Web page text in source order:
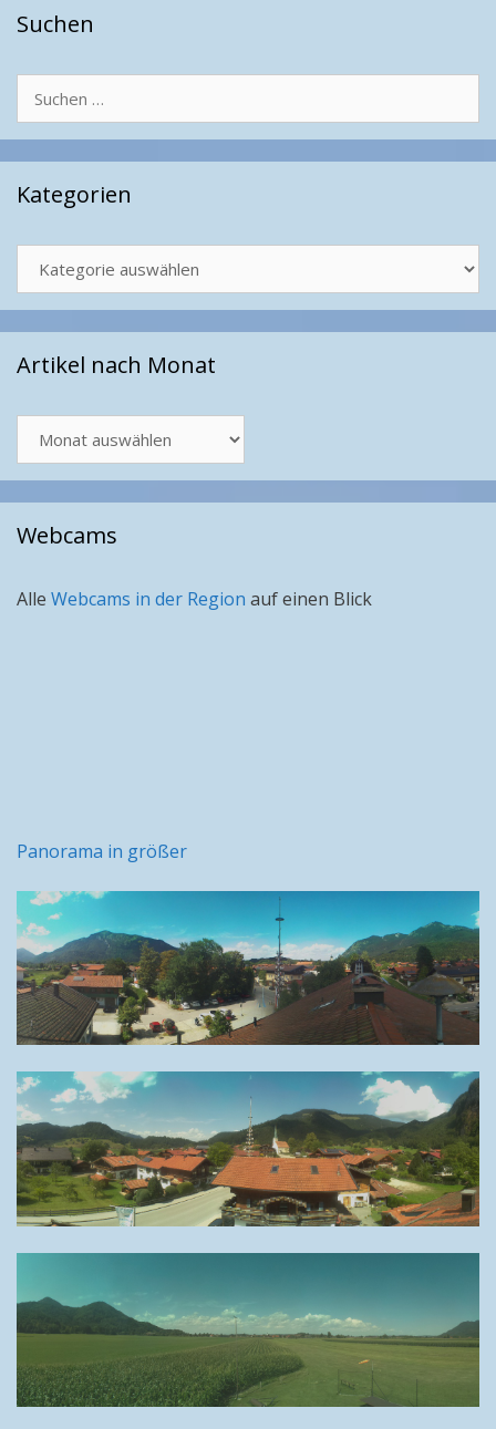
Suchen
nach:
Kategorien
Artikel nach Monat
nach
Monat
Webcams
Alle Webcams in der Region auf einen Blick
Panorama in größer